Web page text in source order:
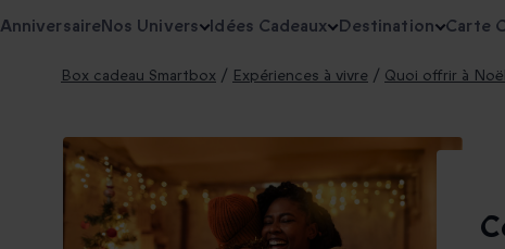
AnniversaireNos Univers Idées Cadeaux Destination Carte
Box cadeau Smartbox / Expériences à vivre / Quoi offrir à